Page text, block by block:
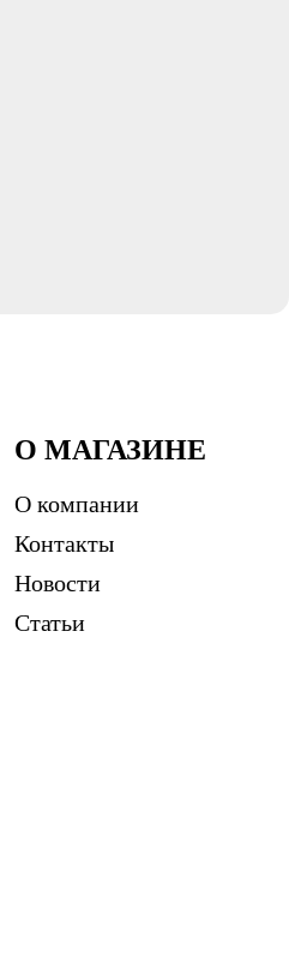
О МАГАЗИНЕ
О компании
Контакты
Новости
Статьи